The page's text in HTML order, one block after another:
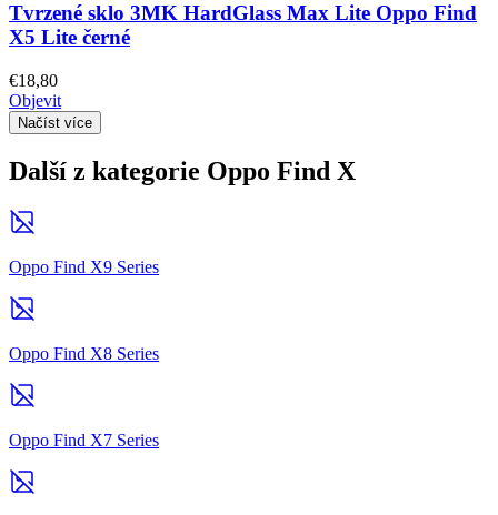
Tvrzené sklo 3MK HardGlass Max Lite Oppo Find
X5 Lite černé
€18,80
Objevit
Načíst více
Další z kategorie Oppo Find X
Oppo Find X9 Series
Oppo Find X8 Series
Oppo Find X7 Series